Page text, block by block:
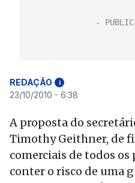
REDAÇÃO i
23/10/2010 - 6:38
A proposta do
Timothy Geithner, de
comerciais de todos
conter o risco de uma